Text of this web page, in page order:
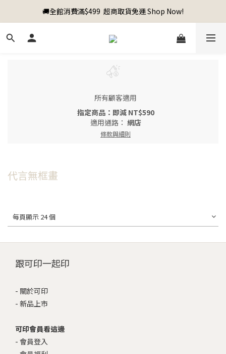
🚚全館消費滿$499  超商取貨免運 Shop Now!
所有顧客適用
指定商品：即減 NT$590
適用通路： 網店
條款與細則
代言無框畫
每頁顯示 24 個
跟可印一起印
- 關於可印
- 新品上市
可印會員看這邊
- 會員登入